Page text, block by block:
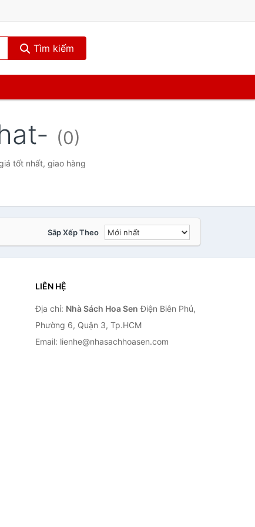
Tìm kiếm
(0)
tốt nhất, giao hàng
Sắp Xếp Theo
LIÊN HỆ
Địa chỉ: Nhà Sách Hoa Sen Điện Biên Phủ,
Phường 6, Quận 3, Tp.HCM
Email: lienhe@nhasachhoasen.com